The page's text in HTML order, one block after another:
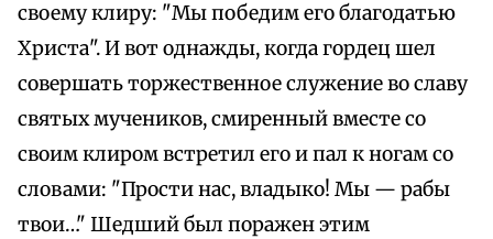
своему клиру: "Мы победим его благодатью
Христа". И вот однажды, когда гордец шел
совершать торжественное служение во славу
святых мучеников, смиренный вместе со
своим клиром встретил его и пал к ногам со
словами: "Прости нас, владыко! Мы — рабы
твои…" Шедший был поражен этим